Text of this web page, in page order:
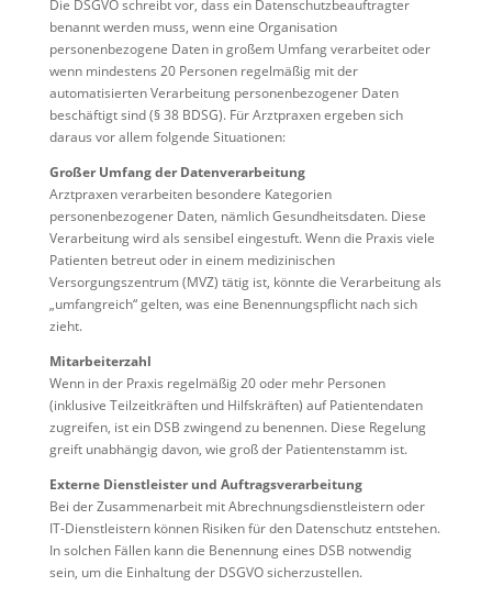
Die DSGVO schreibt vor, dass ein Datenschutzbeauftragter
benannt werden muss, wenn eine Organisation
personenbezogene Daten in großem Umfang verarbeitet oder
wenn mindestens 20 Personen regelmäßig mit der
automatisierten Verarbeitung personenbezogener Daten
beschäftigt sind (§ 38 BDSG). Für Arztpraxen ergeben sich
daraus vor allem folgende Situationen:
Großer Umfang der Datenverarbeitung
Arztpraxen verarbeiten besondere Kategorien
personenbezogener Daten, nämlich Gesundheitsdaten. Diese
Verarbeitung wird als sensibel eingestuft. Wenn die Praxis viele
Patienten betreut oder in einem medizinischen
Versorgungszentrum (MVZ) tätig ist, könnte die Verarbeitung als
„umfangreich“ gelten, was eine Benennungspflicht nach sich
zieht.
Mitarbeiterzahl
Wenn in der Praxis regelmäßig 20 oder mehr Personen
(inklusive Teilzeitkräften und Hilfskräften) auf Patientendaten
zugreifen, ist ein DSB zwingend zu benennen. Diese Regelung
greift unabhängig davon, wie groß der Patientenstamm ist.
Externe Dienstleister und Auftragsverarbeitung
Bei der Zusammenarbeit mit Abrechnungsdienstleistern oder
IT-Dienstleistern können Risiken für den Datenschutz entstehen.
In solchen Fällen kann die Benennung eines DSB notwendig
sein, um die Einhaltung der DSGVO sicherzustellen.